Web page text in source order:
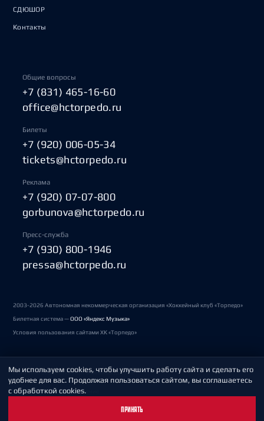
СДЮШОР
Контакты
Общие вопросы
+7 (831) 465-16-60
office@hctorpedo.ru
Билеты
+7 (920) 006-05-34
tickets@hctorpedo.ru
Реклама
+7 (920) 07-07-800
gorbunova@hctorpedo.ru
Пресс-служба
+7 (930) 800-1946
pressa@hctorpedo.ru
2003-2026 Автономная некоммерческая организация «Хоккейный клуб «Торпедо»
Билетная система —ООО «Яндекс Музыка»
Условия пользования сайтами ХК «Торпедо»
Политика обработки персональных данных
Пользовательское соглашение
Мы используем cookies, чтобы улучшить работу сайта и сделать его
удобнее для вас. Продолжая пользоваться сайтом, вы соглашаетесь
с обработкой cookies.
ПРИНЯТЬ